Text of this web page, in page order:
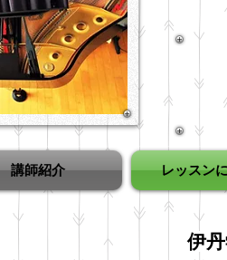
講師紹介 レッスン
伊